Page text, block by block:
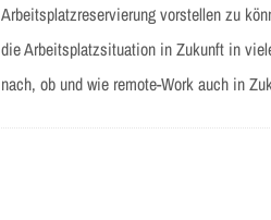
Arbeitsplatzreservierung vorstellen zu
die Arbeitsplatzsituation in Zukunft in
nach, ob und wie remote-Work auch in